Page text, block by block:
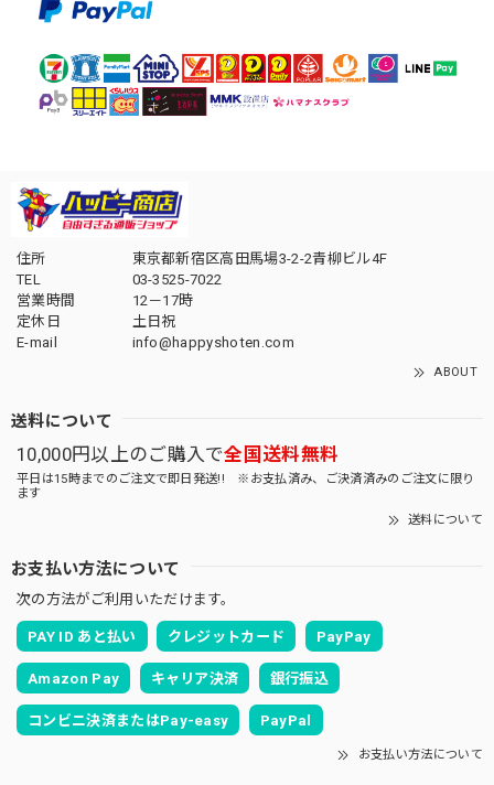
住所
東京都新宿区高田馬場3-2-2青柳ビル4F
TEL
03-3525-7022
営業時間
12－17時
定休日
土日祝
E-mail
info@happyshoten.com
ABOUT
送料について
10,000円以上のご購入で全国送料無料
平日は15時までのご注文で即日発送!! ※お支払済み、ご決済済みのご注文に限り
ます
送料について
お支払い方法について
次の方法がご利用いただけます。
PAY ID あと払い クレジットカード PayPay
Amazon Pay キャリア決済 銀行振込
コンビニ決済またはPay-easy PayPal
お支払い方法について